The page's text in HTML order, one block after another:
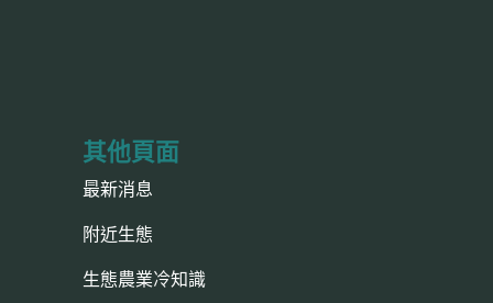
其他頁面
最新消息
附近生態
生態農業冷知識